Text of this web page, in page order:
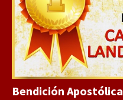
Bendición Apostólica